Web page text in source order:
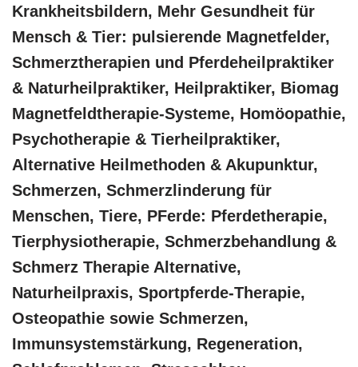
Krankheitsbildern, Mehr Gesundheit für
Mensch & Tier: pulsierende Magnetfelder,
Schmerztherapien und Pferdeheilpraktiker
& Naturheilpraktiker, Heilpraktiker, Biomag
Magnetfeldtherapie-Systeme, ‎Homöopathie,
‎Psychotherapie & ‎Tierheilpraktiker,
Alternative Heilmethoden & Akupunktur,
Schmerzen, Schmerzlinderung für
Menschen, Tiere, PFerde: Pferdetherapie,
Tierphysiotherapie, Schmerzbehandlung &
Schmerz Therapie Alternative,
Naturheilpraxis, Sportpferde-Therapie,
Osteopathie sowie Schmerzen,
Immunsystemstärkung, Regeneration,